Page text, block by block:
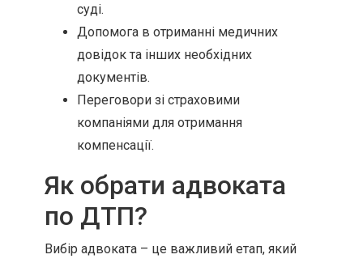
суді.
Допомога в отриманні медичних
довідок та інших необхідних
документів.
Переговори зі страховими
компаніями для отримання
компенсації.
Як обрати адвоката
по ДТП?
Вибір адвоката – це важливий етап, який